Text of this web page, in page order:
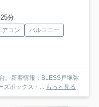
分
アコン
バルコニー
。新着情報：BLESS戸塚弥
ズボックス・... もっと見る